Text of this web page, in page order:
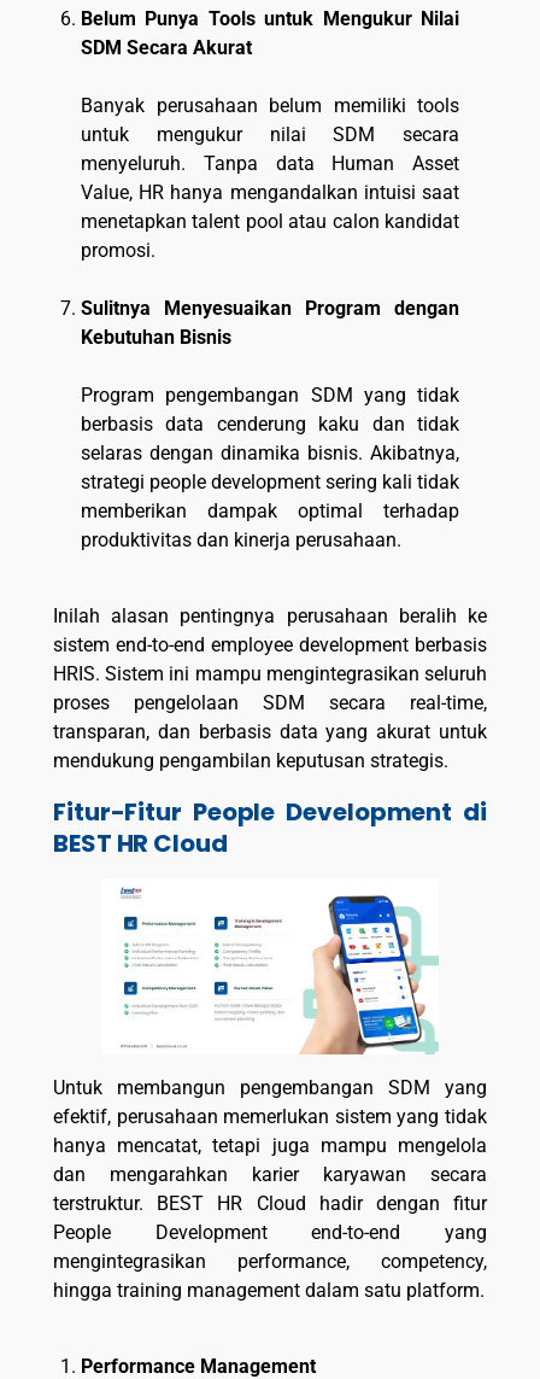
Belum Punya Tools untuk Mengukur Nilai
SDM Secara Akurat
Banyak perusahaan belum memiliki tools
untuk mengukur nilai SDM secara
menyeluruh. Tanpa data Human Asset
Value, HR hanya mengandalkan intuisi saat
menetapkan talent pool atau calon kandidat
promosi.
Sulitnya Menyesuaikan Program dengan
Kebutuhan Bisnis
Program pengembangan SDM yang tidak
berbasis data cenderung kaku dan tidak
selaras dengan dinamika bisnis. Akibatnya,
strategi people development sering kali tidak
memberikan dampak optimal terhadap
produktivitas dan kinerja perusahaan.
Inilah alasan pentingnya perusahaan beralih ke
sistem end-to-end employee development berbasis
HRIS. Sistem ini mampu mengintegrasikan seluruh
proses pengelolaan SDM secara real-time,
transparan, dan berbasis data yang akurat untuk
mendukung pengambilan keputusan strategis.
Fitur-Fitur People Development di
BEST HR Cloud
Untuk membangun pengembangan SDM yang
efektif, perusahaan memerlukan sistem yang tidak
hanya mencatat, tetapi juga mampu mengelola
dan mengarahkan karier karyawan secara
terstruktur. BEST HR Cloud hadir dengan fitur
People Development end-to-end yang
mengintegrasikan performance, competency,
hingga training management dalam satu platform.
Performance Management